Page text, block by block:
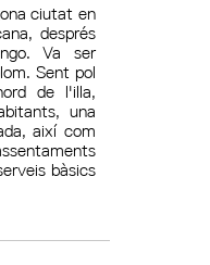
ciutat en
després
Va ser
Sent pol
de l'illa,
una
així com
bàsics